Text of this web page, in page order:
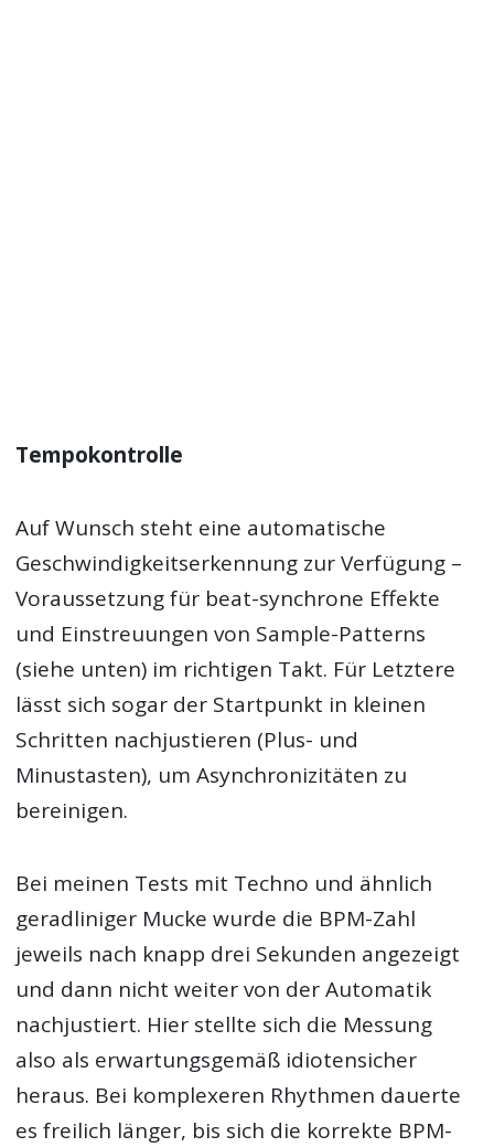
Tempokontrolle
Auf Wunsch steht eine automatische
Geschwindigkeitserkennung zur Verfügung –
Voraussetzung für beat-synchrone Effekte
und Einstreuungen von Sample-Patterns
(siehe unten) im richtigen Takt. Für Letztere
lässt sich sogar der Startpunkt in kleinen
Schritten nachjustieren (Plus- und
Minustasten), um Asynchronizitäten zu
bereinigen.
Bei meinen Tests mit Techno und ähnlich
geradliniger Mucke wurde die BPM-Zahl
jeweils nach knapp drei Sekunden angezeigt
und dann nicht weiter von der Automatik
nachjustiert. Hier stellte sich die Messung
also als erwartungsgemäß idiotensicher
heraus. Bei komplexeren Rhythmen dauerte
es freilich länger, bis sich die korrekte BPM-